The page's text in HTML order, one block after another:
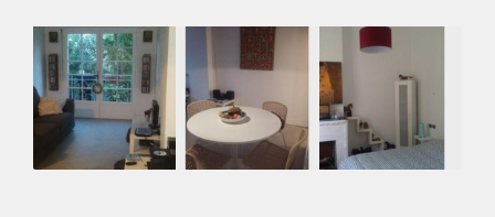
Gedeelde Douche: Ja
Gedeelde woonkamer: Ja
Huisgenoten: Ja
Geslacht huisgenoten: Gemengd